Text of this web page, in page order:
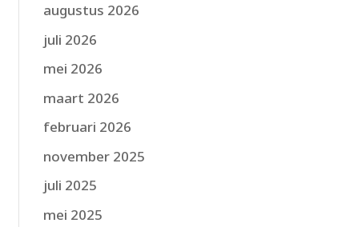
augustus 2026
juli 2026
mei 2026
maart 2026
februari 2026
november 2025
juli 2025
mei 2025